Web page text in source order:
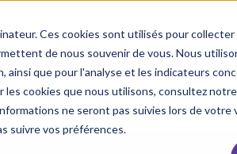
Ces cookies sont utilisés pour
de nous souvenir de vous. Nous
ainsi que pour l'analyse et les indicateurs
les cookies que nous utilisons, consultez notre
ne seront pas suivies lors de
suivre vos préférences.